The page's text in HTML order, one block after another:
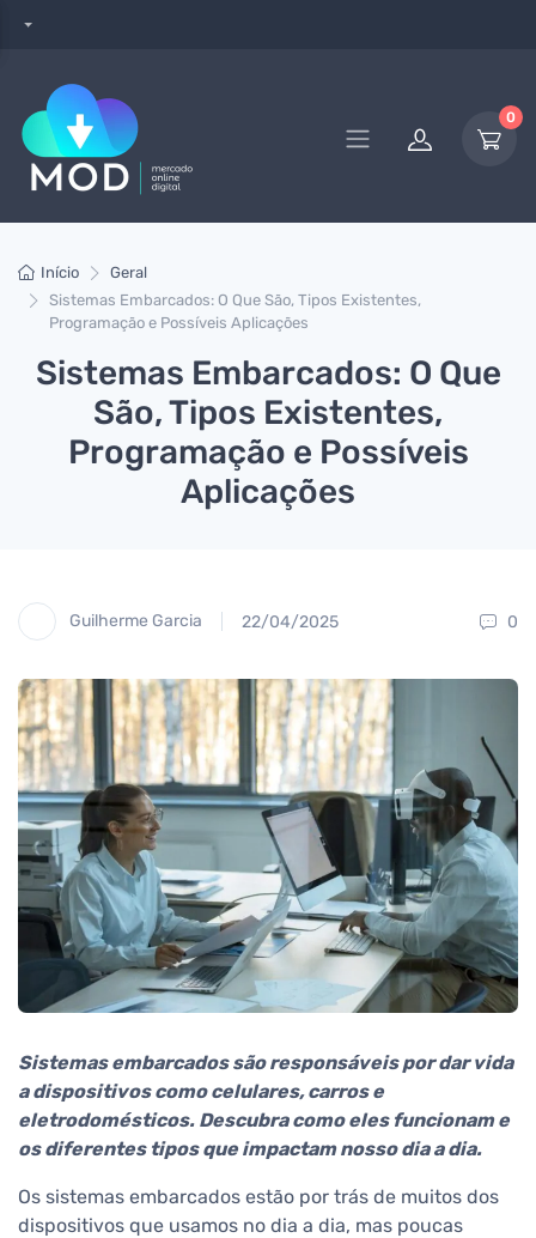
0
Início
Geral
Sistemas Embarcados: O Que São, Tipos Existentes,
Programação e Possíveis Aplicações
Sistemas Embarcados: O Que
São, Tipos Existentes,
Programação e Possíveis
Aplicações
Guilherme Garcia 22/04/2025 0
Sistemas embarcados são responsáveis por dar vida
a dispositivos como celulares, carros e
eletrodomésticos. Descubra como eles funcionam e
os diferentes tipos que impactam nosso dia a dia.
Os sistemas embarcados estão por trás de muitos dos
dispositivos que usamos no dia a dia, mas poucas